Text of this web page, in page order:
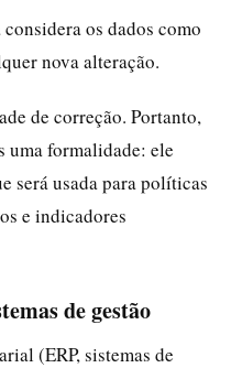
os dados como
nova alteração.
de correção. Portanto,
uma formalidade: ele
será usada para políticas
e indicadores
de gestão
(ERP, sistemas de